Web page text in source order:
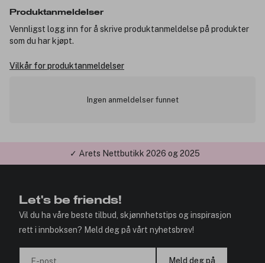
Produktanmeldelser
Vennligst logg inn for å skrive produktanmeldelse på produkter
som du har kjøpt.
Vilkår for produktanmeldelser
Ingen anmeldelser funnet
✓ Årets Nettbutikk 2026 og 2025
Let's be friends!
Vil du ha våre beste tilbud, skjønnhetstips og inspirasjon
rett i innboksen? Meld deg på vårt nyhetsbrev!
Meld deg på